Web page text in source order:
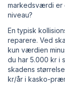
markedsværdi er
niveau?
En typisk
reparere. Ved
kun værdien
du har 5.000 kr i
skadens
kr/år i kasko-